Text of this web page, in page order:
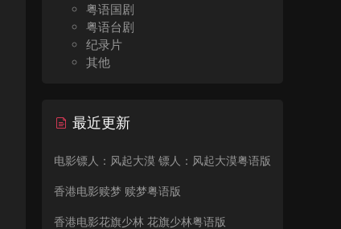
粤语国剧
粤语台剧
纪录片
其他
最近更新
电影镖人：风起大漠 镖人：风起大漠粤语版
香港电影赎梦 赎梦粤语版
香港电影花旗少林 花旗少林粤语版